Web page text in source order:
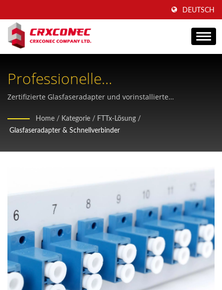
DEUTSCH
Professionelle
Glasfaseradapter Und
Schnellverbinder Für FTTH-
Anwendungen
Zertifizierte Glasfaseradapter und vorinstallierte
Rechenzentren und Glasfaseranschlüsse bis zum Endkunden
(FTTH) entwickelt wurden und über eine hervorragende PC-
Home / Kategorie / FTTx-Lösung /
Glasfaseradapter & Schnellverbinder